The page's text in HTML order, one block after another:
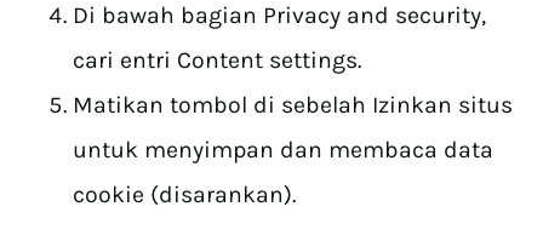
Di bawah bagian Privacy and security,
cari entri Content settings.
Matikan tombol di sebelah Izinkan situs
untuk menyimpan dan membaca data
cookie (disarankan).